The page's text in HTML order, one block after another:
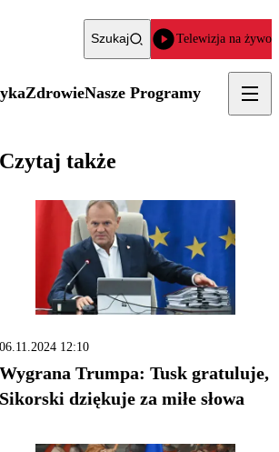
Szukaj Telewizja na żywo
ZdrowieNasze Programy
Czytaj także
06.11.2024 12:10
Wygrana Trumpa: Tusk gratuluje,
Sikorski dziękuje za miłe słowa